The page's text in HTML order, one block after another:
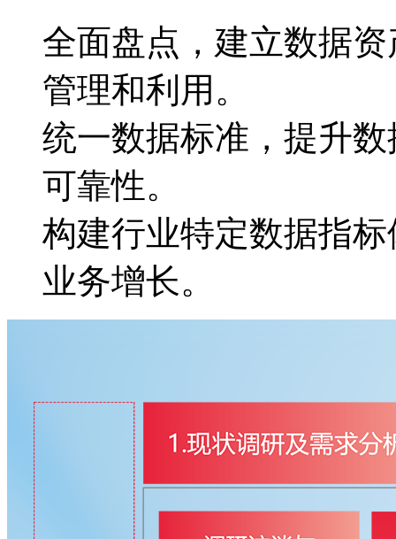
全面盘点，建立数据
管理和利用。
统一数据标准，提升
可靠性。
构建行业特定数据指标
业务增长。